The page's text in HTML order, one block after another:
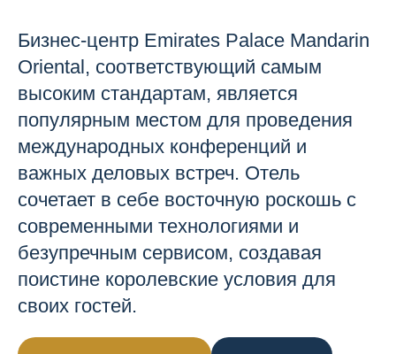
Бизнес-центр Emirates Palace Mandarin
Oriental, соответствующий самым
высоким стандартам, является
популярным местом для проведения
международных конференций и
важных деловых встреч. Отель
сочетает в себе восточную роскошь с
современными технологиями и
безупречным сервисом, создавая
поистине королевские условия для
своих гостей.